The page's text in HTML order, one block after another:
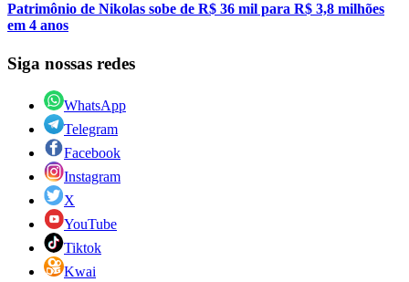
Patrimônio de Nikolas sobe de R$ 36 mil para R$ 3,8 milhões
em 4 anos
Siga nossas redes
WhatsApp
Telegram
Facebook
Instagram
X
YouTube
Tiktok
Kwai